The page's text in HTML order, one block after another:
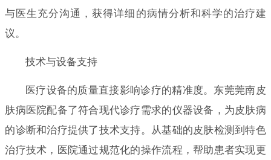
与医生充分沟通，获得详细的病情分析和科学的治疗建
议。
技术与设备支持
医疗设备的质量直接影响诊疗的精准度。东莞莞南皮
肤病医院配备了符合现代诊疗需求的仪器设备，为皮肤病
的诊断和治疗提供了技术支持。从基础的皮肤检测到特色
治疗技术，医院通过规范化的操作流程，帮助患者实现更